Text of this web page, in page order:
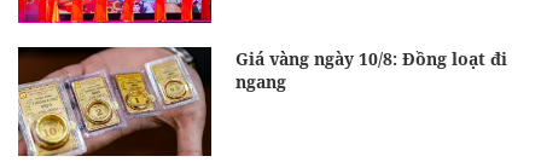
Giá vàng ngày 10/8: Đồng loạt đi
ngang